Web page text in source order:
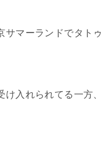
サマーランドでタト
け入れられてる一方